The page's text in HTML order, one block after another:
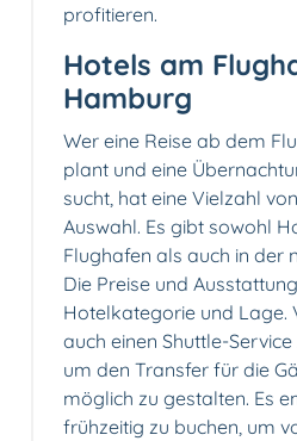
profitieren.
Hotels am
Hamburg
Wer eine Reise ab dem
plant und eine
sucht, hat eine Vielzahl
Auswahl. Es gibt sowohl
Flughafen als auch in der
Die Preise und
Hotelkategorie und Lage.
auch einen Shuttle-
um den Transfer für die
möglich zu gestalten. Es
frühzeitig zu buchen, um